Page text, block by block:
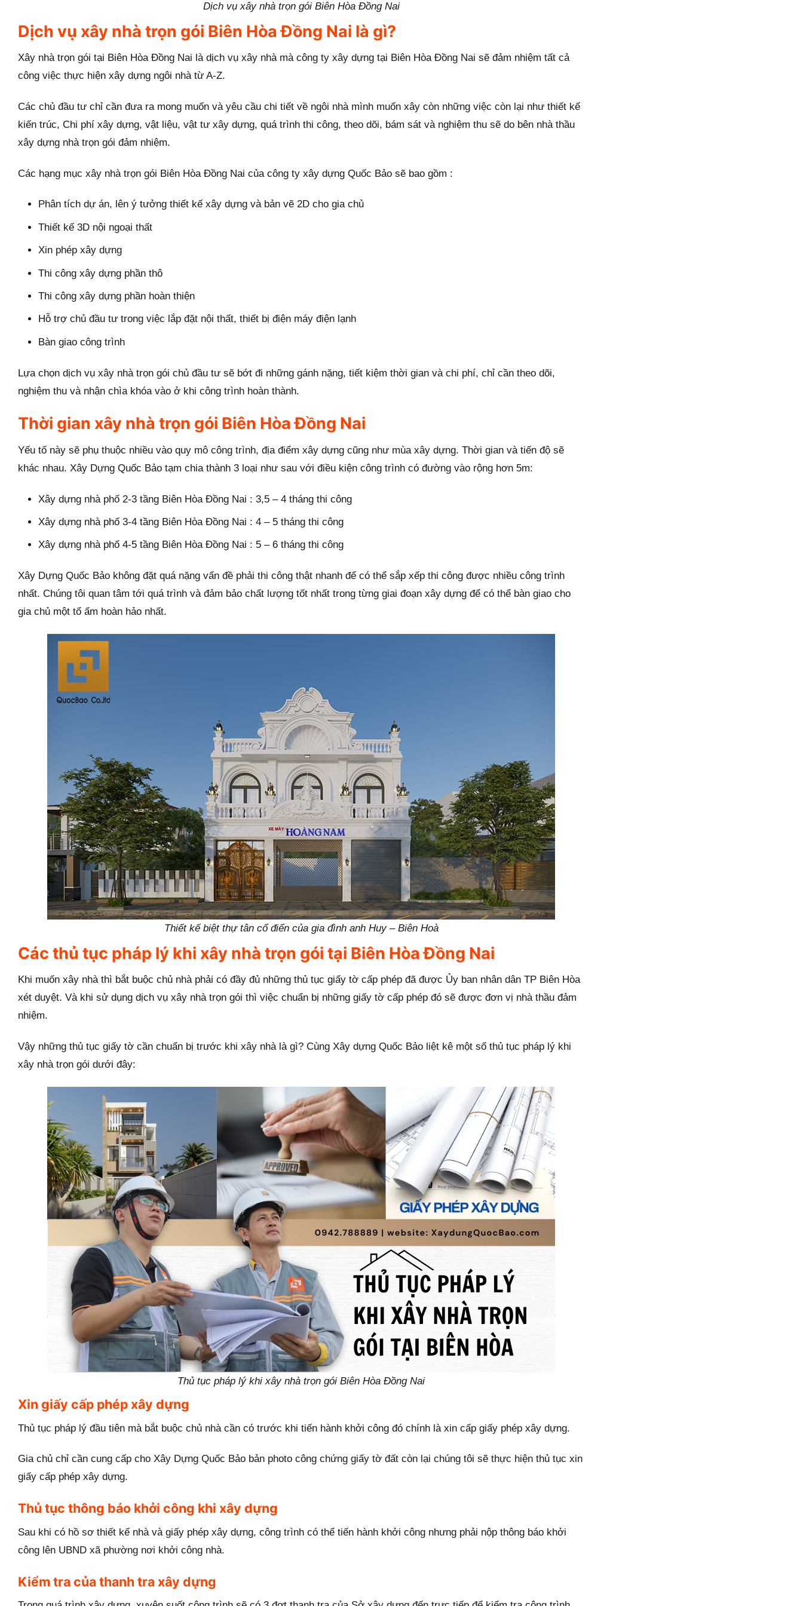
Dịch vụ xây nhà trọn gói Biên Hòa Đồng Nai
Dịch vụ xây nhà trọn gói Biên Hòa Đồng Nai là gì?
Xây nhà trọn gói tại Biên Hòa Đồng Nai là dịch vụ xây nhà mà công ty xây dựng tại Biên Hòa Đồng Nai sẽ đảm nhiệm tất cả
công việc thực hiện xây dựng ngôi nhà từ A-Z.
Các chủ đầu tư chỉ cần đưa ra mong muốn và yêu cầu chi tiết về ngôi nhà mình muốn xây còn những việc còn lại như thiết kế
kiến trúc, Chi phí xây dựng, vật liệu, vật tư xây dựng, quá trình thi công, theo dõi, bám sát và nghiệm thu sẽ do bên nhà thầu
xây dựng nhà trọn gói đảm nhiệm.
Các hạng mục xây nhà trọn gói Biên Hòa Đồng Nai của công ty xây dựng Quốc Bảo sẽ bao gồm :
Phân tích dự án, lên ý tưởng thiết kế xây dựng và bản vẽ 2D cho gia chủ
Thiết kế 3D nội ngoại thất
Xin phép xây dựng
Thi công xây dựng phần thô
Thi công xây dựng phần hoàn thiện
Hỗ trợ chủ đầu tư trong việc lắp đặt nội thất, thiết bị điện máy điện lạnh
Bàn giao công trình
Lựa chọn dịch vụ xây nhà trọn gói chủ đầu tư sẽ bớt đi những gánh nặng, tiết kiệm thời gian và chi phí, chỉ cần theo dõi,
nghiệm thu và nhận chìa khóa vào ở khi công trình hoàn thành.
Thời gian xây nhà trọn gói Biên Hòa Đồng Nai
Yếu tố này sẽ phụ thuộc nhiều vào quy mô công trình, địa điểm xây dựng cũng như mùa xây dựng. Thời gian và tiến độ sẽ
khác nhau. Xây Dựng Quốc Bảo tạm chia thành 3 loại như sau với điều kiện công trình có đường vào rộng hơn 5m:
Xây dựng nhà phố 2-3 tầng Biên Hòa Đồng Nai : 3,5 – 4 tháng thi công
Xây dựng nhà phố 3-4 tầng Biên Hòa Đồng Nai : 4 – 5 tháng thi công
Xây dựng nhà phố 4-5 tầng Biên Hòa Đồng Nai : 5 – 6 tháng thi công
Xây Dựng Quốc Bảo không đặt quá nặng vấn đề phải thi công thật nhanh để có thể sắp xếp thi công được nhiều công trình
nhất. Chúng tôi quan tâm tới quá trình và đảm bảo chất lượng tốt nhất trong từng giai đoạn xây dựng để có thể bàn giao cho
gia chủ một tổ ấm hoàn hảo nhất.
Thiết kế biệt thự tân cổ điển của gia đình anh Huy – Biên Hoà
Các thủ tục pháp lý khi xây nhà trọn gói tại Biên Hòa Đồng Nai
Khi muốn xây nhà thì bắt buộc chủ nhà phải có đầy đủ những thủ tục giấy tờ cấp phép đã được Ủy ban nhân dân TP Biên Hòa
xét duyệt. Và khi sử dụng dịch vụ xây nhà trọn gói thì việc chuẩn bị những giấy tờ cấp phép đó sẽ được đơn vị nhà thầu đảm
nhiệm.
Vậy những thủ tục giấy tờ cần chuẩn bị trước khi xây nhà là gì? Cùng Xây dựng Quốc Bảo liệt kê một số thủ tục pháp lý khi
xây nhà trọn gói dưới đây:
Thủ tục pháp lý khi xây nhà trọn gói Biên Hòa Đồng Nai
Xin giấy cấp phép xây dựng
Thủ tục pháp lý đầu tiên mà bắt buộc chủ nhà cần có trước khi tiến hành khởi công đó chính là xin cấp giấy phép xây dựng.
Gia chủ chỉ cần cung cấp cho Xây Dựng Quốc Bảo bản photo công chứng giấy tờ đất còn lại chúng tôi sẽ thực hiện thủ tục xin
giấy cấp phép xây dựng.
Thủ tục thông báo khởi công khi xây dựng
Sau khi có hồ sơ thiết kế nhà và giấy phép xây dựng, công trình có thể tiến hành khởi công nhưng phải nộp thông báo khởi
công lên UBND xã phường nơi khởi công nhà.
Kiểm tra của thanh tra xây dựng